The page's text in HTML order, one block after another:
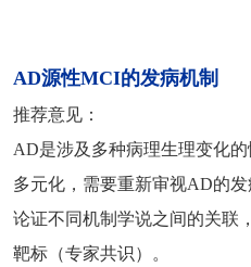
AD源性MCI的发病机制
推荐意见：
AD是涉及多种病理生理变化
多元化，需要重新审视AD的
论证不同机制学说之间的关联
靶标（专家共识）。